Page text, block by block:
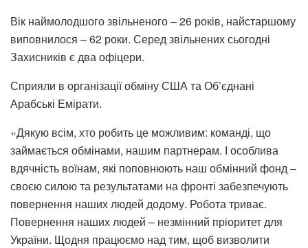
Вік наймолодшого звільненого – 26 років, найстаршому
виповнилося – 62 роки. Серед звільнених сьогодні
Захисників є два офіцери.
Сприяли в організації обміну США та Об’єднані
Арабські Емірати.
«Дякую всім, хто робить це можливим: команді, що
займається обмінами, нашим партнерам. І особлива
вдячність воїнам, які поповнюють наш обмінний фонд –
своєю силою та результатами на фронті забезпечують
повернення наших людей додому. Робота триває.
Повернення наших людей – незмінний пріоритет для
України. Щодня працюємо над тим, щоб визволити